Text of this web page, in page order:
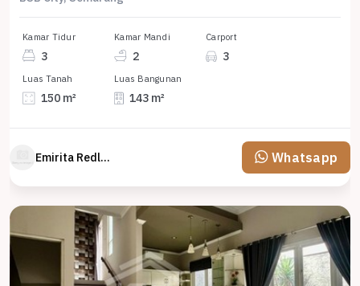
Kamar Tidur
3
Kamar Mandi
2
Carport
3
Luas Tanah
150 m²
Luas Bangunan
143 m²
Emirita Redland Whatsapp